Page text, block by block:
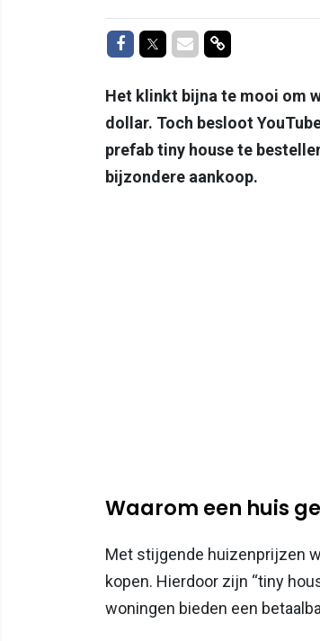
Delen op Facebook
Delen op Twitter
Delen via Mail
Delen via link
Het klinkt bijna te mooi om
dollar. Toch besloot
prefab tiny house te
bijzondere aankoop.
Waarom een huis
Met stijgende huizenprijzen
kopen. Hierdoor zijn “tiny
woningen bieden een